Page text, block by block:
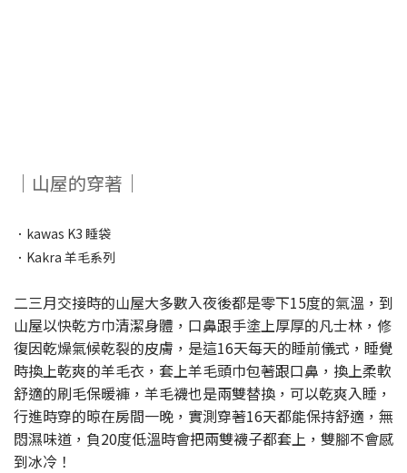
｜山屋的穿著｜
．kawas K3 睡袋
．Kakra 羊毛系列
二三月交接時的山屋大多數入夜後都是零下15度的氣溫，到
山屋以快乾方巾清潔身體，口鼻跟手塗上厚厚的凡士林，修
復因乾燥氣候乾裂的皮膚，是這16天每天的睡前儀式，睡覺
時換上乾爽的羊毛衣，套上羊毛頭巾包著跟口鼻，換上柔軟
舒適的刷毛保暖褲，羊毛襪也是兩雙替換，可以乾爽入睡，
行進時穿的晾在房間一晚，實測穿著16天都能保持舒適，無
悶濕味道，負20度低溫時會把兩雙襪子都套上，雙腳不會感
到冰冷！